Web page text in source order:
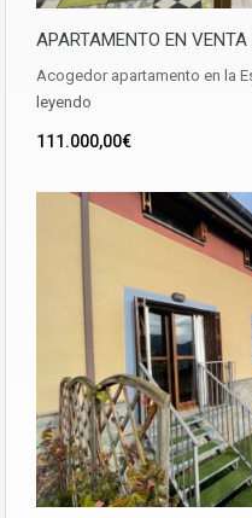
APARTAMENTO EN
Acogedor apartamento en la
leyendo
111.000,00€